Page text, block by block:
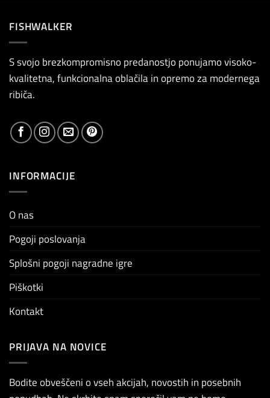
FISHWALKER
S svojo brezkompromisno predanostjo ponujamo visoko-
kvalitetna, funkcionalna oblačila in opremo za modernega
ribiča.
INFORMACIJE
O nas
Pogoji poslovanja
Splošni pogoji nagradne igre
Piškotki
Kontakt
PRIJAVA NA NOVICE
Bodite obveščeni o vseh akcijah, novostih in posebnih